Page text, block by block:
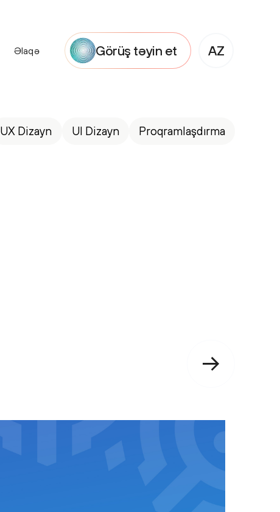
Əlaqə Görüş təyin et AZ
UX Dizayn UI Dizayn Proqramlaşdırma